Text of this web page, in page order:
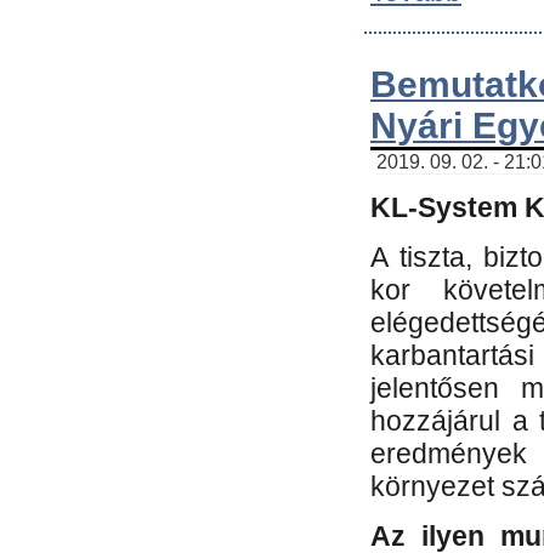
Nyári
2019. 09. 02. -
KL-System
A tiszta,
kor
jelentősen
hozzájárul a
környezet
Az ilyen